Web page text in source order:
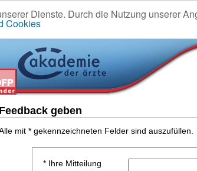
Dienste. Durch die Nutzung unserer
Cookies
Feedback geben
mit * gekennzeichneten Felder sind auszufüllen.
* Ihre Mitteilung